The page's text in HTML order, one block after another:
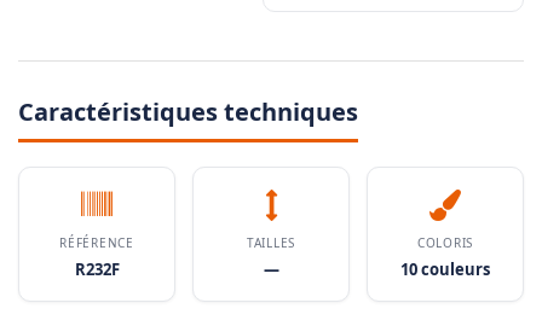
Caractéristiques techniques
RÉFÉRENCE
R232F
TAILLES
—
COLORIS
10 couleurs